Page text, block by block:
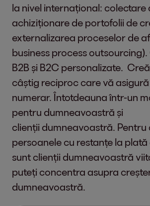
la nivel internațional: colectare
achiziționare de portofolii de
externalizarea proceselor de
business process
B2B și B2C personalizate.
câștig reciproc care vă
numerar. Întotdeauna într-un
pentru dumneavoastră și
clienții dumneavoastră. Pentru
persoanele cu restanțe la plată
sunt clienții dumneavoastră
puteți concentra asupra
dumneavoastră.